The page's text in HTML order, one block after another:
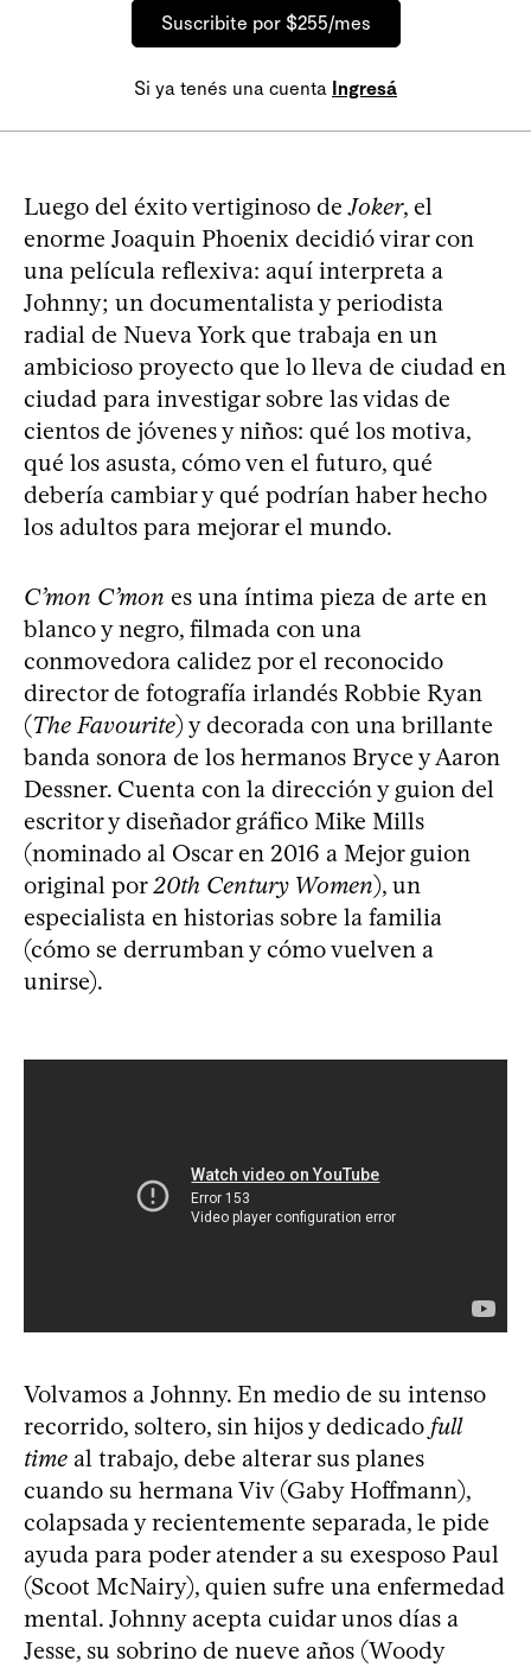
Suscribite por $255/mes
Si ya tenés una cuenta Ingresá
Luego del éxito vertiginoso deJoker, el
enorme Joaquin Phoenix decidió virar con
una película reflexiva: aquí interpreta a
Johnny; un documentalista y periodista
radial de Nueva York que trabaja en un
ambicioso proyecto que lo lleva de ciudad en
ciudad para investigar sobre las vidas de
cientos de jóvenes y niños: qué los motiva,
qué los asusta, cómo ven el futuro, qué
debería cambiar y qué podrían haber hecho
los adultos para mejorar el mundo.
C’mon C’mon es una íntima pieza de arte en
blanco y negro, filmada con una
conmovedora calidez por el reconocido
director de fotografía irlandés Robbie Ryan
(The Favourite) y decorada con una brillante
banda sonora de los hermanos Bryce y Aaron
Dessner. Cuenta con la dirección y guion del
escritor y diseñador gráfico Mike Mills
(nominado al Oscar en 2016 a Mejor guion
original por20th Century Women), un
especialista en historias sobre la familia
(cómo se derrumban y cómo vuelven a
unirse).
Volvamos a Johnny. En medio de su intenso
recorrido, soltero, sin hijos y dedicado full
time al trabajo, debe alterar sus planes
cuando su hermana Viv (Gaby Hoffmann),
colapsada y recientemente separada, le pide
ayuda para poder atender a su exesposo Paul
(Scoot McNairy), quien sufre una enfermedad
mental. Johnny acepta cuidar unos días a
Jesse, su sobrino de nueve años (Woody